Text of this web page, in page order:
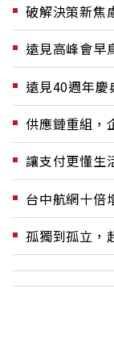
破解決策新焦
遠見高峰會早
遠見40週年慶
供應鏈重組，
讓支付更懂生
台中航網十倍
孤獨到孤立，